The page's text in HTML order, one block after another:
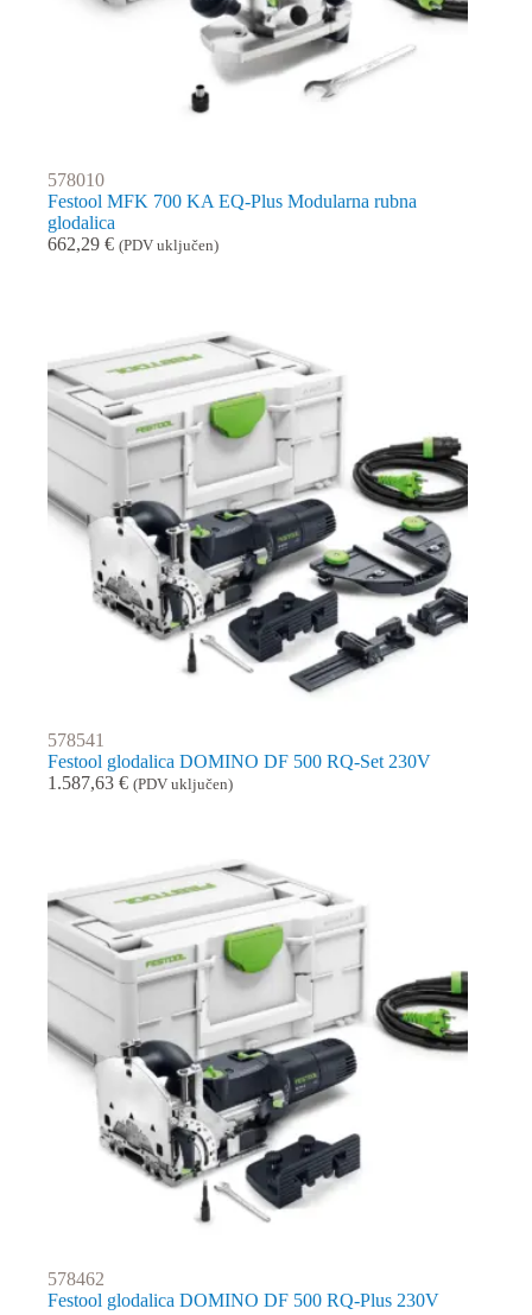
578010
Festool MFK 700 KA EQ-Plus Modularna rubna
glodalica
662,29 € (PDV uključen)
578541
Festool glodalica DOMINO DF 500 RQ-Set 230V
1.587,63 € (PDV uključen)
578462
Festool glodalica DOMINO DF 500 RQ-Plus 230V